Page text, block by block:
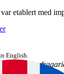
English.
etablert med